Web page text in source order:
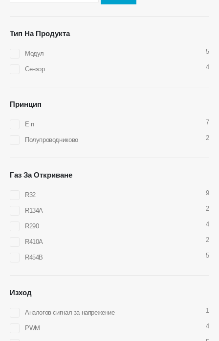
Тип На Продукта
Модул 5
Сензор 4
Принцип
Е n 7
Полупроводниково 2
Газ За Откриване
R32 9
R134A 2
R290 4
R410A 2
R454B 5
Изход
Аналогов сигнал за напрежение 1
PWM 4
Свържете се с нас
Zhengzhou
Имейл
Горещи продукти
R454B сензор
R32 сензор
R410 сензор